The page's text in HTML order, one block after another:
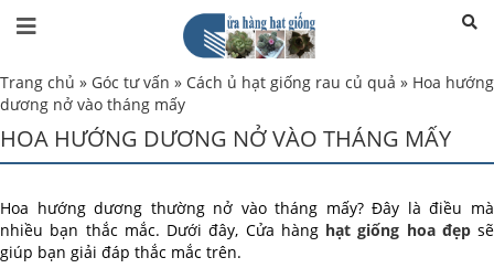
Trang chủ » Góc tư vấn » Cách ủ hạt giống rau củ quả » Hoa hướng
dương nở vào tháng mấy
HOA HƯỚNG DƯƠNG NỞ VÀO THÁNG MẤY
Hoa hướng dương thường nở vào tháng mấy? Đây là điều mà
nhiều bạn thắc mắc. Dưới đây, Cửa hàng hạt giống hoa đẹpsẽ
giúp bạn giải đáp thắc mắc trên.